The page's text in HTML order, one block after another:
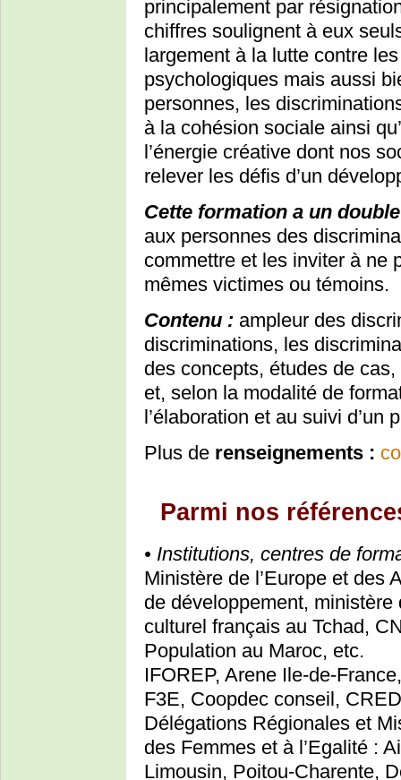
principalement par
chiffres soulignent à eux
largement à la lutte contre
psychologiques mais aussi
personnes, les
à la cohésion sociale ainsi
l’énergie créative dont nos
relever les défis d’un
Cette formation a un
aux personnes des
commettre et les inviter à ne
mêmes victimes ou témoins.
Contenu : ampleur des
discriminations, les
des concepts, études de
et, selon la modalité de
l’élaboration et au suivi d’un
Plus de renseignements :
Parmi nos
• Institutions, centres de
Ministère de l’Europe et des
de développement,
culturel français au Tchad,
Population au Maroc, etc.
IFOREP, Arene Ile-de-
F3E, Coopdec conseil,
Délégations Régionales et
des Femmes et à l’Egalité :
Limousin, Poitou-Charente,